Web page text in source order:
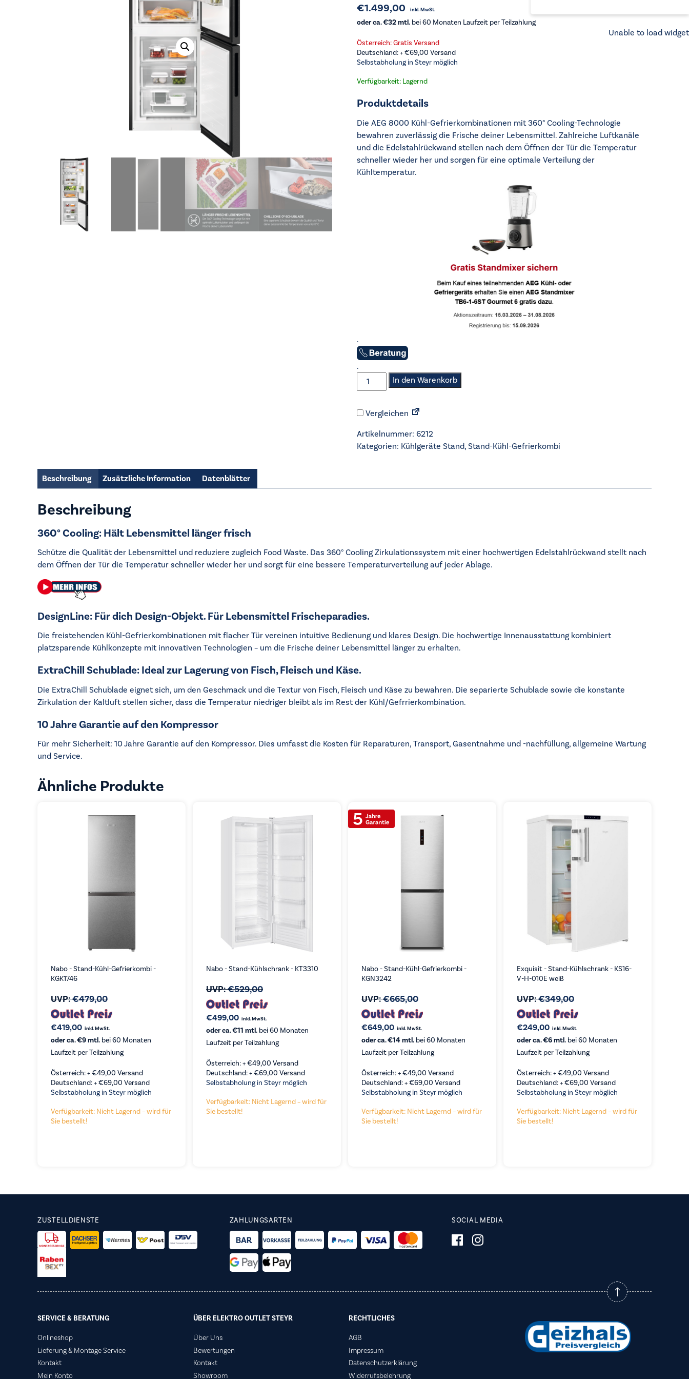
€1.499,00 inkl. MwSt.
oder ca. €32 mtl.bei 60 Monaten Laufzeit per Teilzahlung
Österreich: Gratis Versand
Deutschland: +€69,00 Versand
Selbstabholung in Steyr möglich
Verfügbarkeit: Lagernd
Produktdetails
Die AEG 8000 Kühl-Gefrierkombinationen mit 360° Cooling-Technologie
bewahren zuverlässig die Frische deiner Lebensmittel. Zahlreiche Luftkanäle
und die Edelstahlrückwand stellen nach dem Öffnen der Tür die Temperatur
schneller wieder her und sorgen für eine optimale Verteilung der
Kühltemperatur.
.
.
AEG
-
Kühl-
-
ORC8M362BL
In den Warenkorb
Vergleichen
Artikelnummer: 6212
Kategorien: Kühlgeräte Stand, Stand-Kühl-Gefrierkombi
Beschreibung Zusätzliche Information Datenblätter
Beschreibung
360° Cooling: Hält Lebensmittel länger frisch
Schütze die Qualität der Lebensmittel und reduziere zugleich Food Waste. Das 360° Cooling Zirkulationssystem mit einer hochwertigen Edelstahlrückwand stellt nach
dem Öffnen der Tür die Temperatur schneller wieder her und sorgt für eine bessere Temperaturverteilung auf jeder Ablage.
DesignLine: Für dich Design-Objekt. Für Lebensmittel Frischeparadies.
Die freistehenden Kühl-Gefrierkombinationen mit flacher Tür vereinen intuitive Bedienung und klares Design. Die hochwertige Innenausstattung kombiniert
platzsparende Kühlkonzepte mit innovativen Technologien – um die Frische deiner Lebensmittel länger zu erhalten.
ExtraChill Schublade: Ideal zur Lagerung von Fisch, Fleisch und Käse.
Die ExtraChill Schublade eignet sich, um den Geschmack und die Textur von Fisch, Fleisch und Käse zu bewahren. Die separierte Schublade sowie die konstante
Zirkulation der Kaltluft stellen sicher, dass die Temperatur niedriger bleibt als im Rest der Kühl/Gefrrierkombination.
10 Jahre Garantie auf den Kompressor
Für mehr Sicherheit: 10 Jahre Garantie auf den Kompressor. Dies umfasst die Kosten für Reparaturen, Transport, Gasentnahme und -nachfüllung, allgemeine Wartung
und Service.
Ähnliche Produkte
Nabo - Stand-Kühl-Gefrierkombi -
KGK1746
UVP:€479,00
€419,00 inkl. MwSt.
oder ca. €9 mtl. bei 60 Monaten
Laufzeit per Teilzahlung
Österreich: +€49,00 Versand
Deutschland: +€69,00 Versand
Selbstabholung in Steyr möglich
Verfügbarkeit: Nicht Lagernd – wird für
Sie bestellt!
Nabo - Stand-Kühlschrank - KT3310
UVP:€529,00
€499,00 inkl. MwSt.
oder ca. €11 mtl. bei 60 Monaten
Laufzeit per Teilzahlung
Österreich: +€49,00 Versand
Deutschland: +€69,00 Versand
Selbstabholung in Steyr möglich
Verfügbarkeit: Nicht Lagernd – wird für
Sie bestellt!
Nabo - Stand-Kühl-Gefrierkombi -
KGN3242
UVP:€665,00
€649,00 inkl. MwSt.
oder ca. €14 mtl. bei 60 Monaten
Laufzeit per Teilzahlung
Österreich: +€49,00 Versand
Deutschland: +€69,00 Versand
Selbstabholung in Steyr möglich
Verfügbarkeit: Nicht Lagernd – wird für
Sie bestellt!
Exquisit - Stand-Kühlschrank - KS16-
V-H-010E weiß
UVP:€349,00
€249,00 inkl. MwSt.
oder ca. €6 mtl. bei 60 Monaten
Laufzeit per Teilzahlung
Österreich: +€49,00 Versand
Deutschland: +€69,00 Versand
Selbstabholung in Steyr möglich
Verfügbarkeit: Nicht Lagernd – wird für
Sie bestellt!
ZUSTELLDIENSTE ZAHLUNGSARTEN SOCIAL MEDIA
SERVICE & BERATUNG
Onlineshop
Lieferung & Montage Service
Kontakt
Mein Konto
ÜBER ELEKTRO OUTLET STEYR
Über Uns
Bewertungen
Kontakt
Showroom
RECHTLICHES
AGB
Impressum
Datenschutzerklärung
Widerrufsbelehrung
Unable to load widget